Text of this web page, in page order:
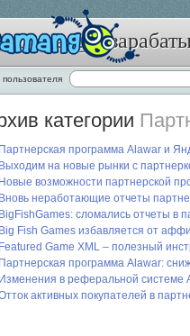
Zamango:
категории
Партнерская программа Alawar и
Выходим на новые рынки с
Новые возможности партнерской
Вновь неработающие отчеты
BigFishGames: сломались отчеты в
Big Fish Games избавляется от
Featured Game XML – полезный
Партнерская программа Alawar:
Изменения в реферальной системе
активных покупателей в